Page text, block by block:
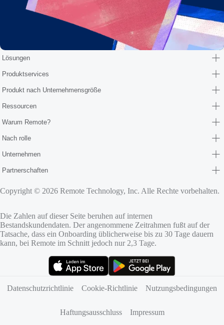
Lösungen
Produktservices
Produkt nach Unternehmensgröße
Ressourcen
Warum Remote?
Nach rolle
Unternehmen
Partnerschaften
Copyright © 2026 Remote Technology, Inc. Alle Rechte vorbehalten.
Die Zahlen auf dieser Seite beruhen auf internen
Bestandskundendaten. Der angenommene Zeitrahmen fußt auf der
Tatsache, dass ein Onboarding üblicherweise bis zu 30 Tage dauern
kann, bei Remote im Schnitt jedoch nur 2,3 Tage.
Datenschutzrichtlinie
Cookie-Richtlinie Nutzungsbedingungen
Haftungsausschluss Impressum